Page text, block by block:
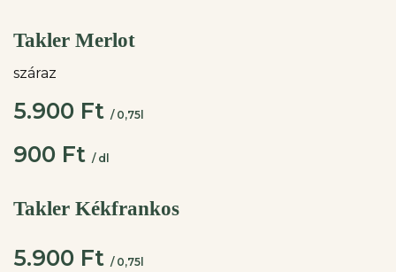
Takler Merlot
száraz
5.900 Ft / 0,75l
900 Ft / dl
Takler Kékfrankos
5.900 Ft / 0,75l